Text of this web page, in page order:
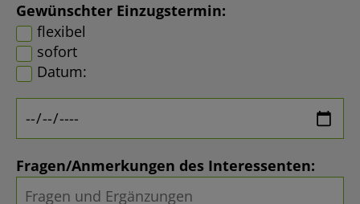
Gewünschter Einzugstermin:
flexibel
sofort
Datum:
Fragen/Anmerkungen des Interessenten: